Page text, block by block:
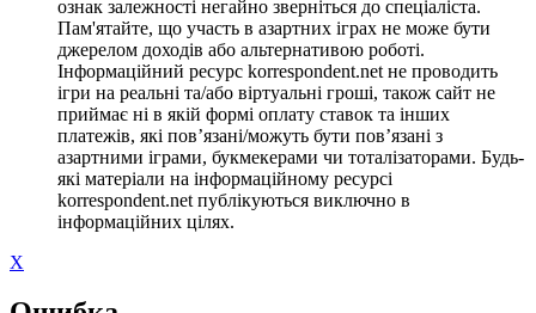
ознак залежності негайно зверніться до спеціаліста.
Пам'ятайте, що участь в азартних іграх не може бути
джерелом доходів або альтернативою роботі.
Інформаційний ресурс korrespondent.net не проводить
ігри на реальні та/або віртуальні гроші, також сайт не
приймає ні в якій формі оплату ставок та інших
платежів, які пов’язані/можуть бути пов’язані з
азартними іграми, букмекерами чи тоталізаторами. Будь-
які матеріали на інформаційному ресурсі
korrespondent.net публікуються виключно в
інформаційних цілях.
X